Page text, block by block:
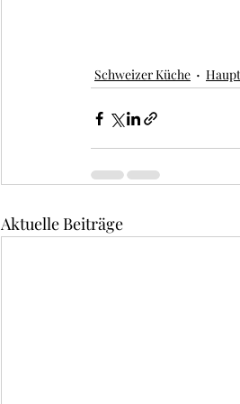
Schweizer Küche
Aktuelle Beiträge